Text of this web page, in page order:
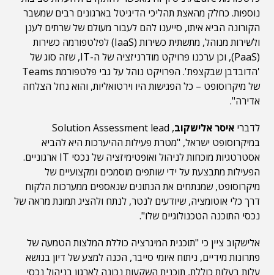
נוספות. כחלק מהאצת תהליכי הדיגיטל בארגונים רבים שמשבר
הקורונה הביא איתו, סייענו להם לעבור מעולם של שרתים לענן
ולשירות מנוהל, מתשתית כשירות (IaaS) לפלטפורמה כשירות
(PaaS), וכן ערכנו פרויקט מודרניזציה של ה-IT, שזה סוג של
'הדובדבן שבקצפת'. הפרויקט נוהל על גבי פלטפורמת Teams
של מיקרוסופט – כל הפגישות היו וירטואליות, והוא נחל הצלחה
אדירה".
לדברי איסר אלישקוב , Solution Assessment lead
במיקרוסופט ישראל, "מטרת פעילות ההיערכות היא להביא
אסטרטגיות מוכחות לניהול ואופטימיזציה של נכסי IT ארגוניים.
הפעילות מתבצעת על ידי שותפים מוסמכים ומקצועיים של
מיקרוסופט, שמנתחים את הנתונים שנאספים ממערכות הלקוח
דרך כלי אוטומציה, שיודעים לנטר, לנתח ולהציג תמונת מראה של
נכסי התוכנה הטכנולוגיים שלו".
אלישקוב ציין כי "תוכנית המיגרציה כוללת המלצות הטמעה של
פתרונות מידיים, ניתוח איומי סייבר, הכנה למצע של דיון בנושא
עלות בעלות כוללת, תוכנית השקעות נכונה לארגון בניהול נכסי